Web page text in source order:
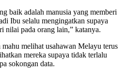
baik adalah manusia yang memberi
Ibu selalu mengingatkan supaya
nilai pada orang lain,” katanya.
melihat usahawan Melayu terus
mereka supaya tidak terlalu
sokongan data.